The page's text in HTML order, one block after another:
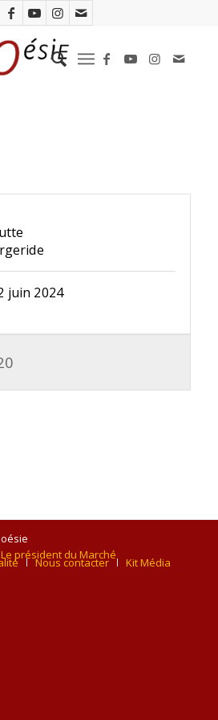
juin 2024
Le président du Marché
Nous contacter Kit Média